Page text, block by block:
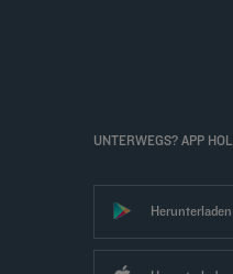
UNTERWEGS? APP
Herunterladen